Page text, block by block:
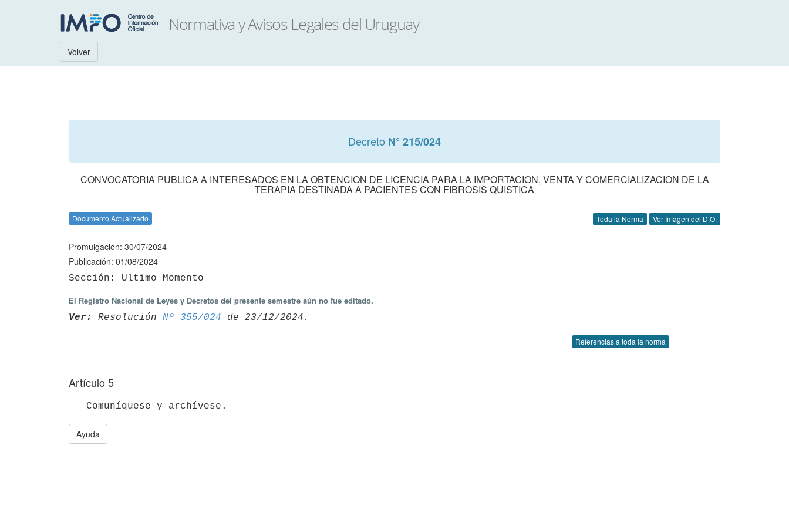
Volver
Decreto N° 215/024
CONVOCATORIA PUBLICA A INTERESADOS EN LA OBTENCION DE LICENCIA PARA LA IMPORTACION, VENTA Y COMERCIALIZACION DE LA
TERAPIA DESTINADA A PACIENTES CON FIBROSIS QUISTICA
Documento Actualizado Toda la Norma Ver Imagen del D.O.
Promulgación: 30/07/2024
Publicación: 01/08/2024
El Registro Nacional de Leyes y Decretos del presente semestre aún no fue editado.
Ver: Resolución Nº 355/024
Referencias a toda la norma
Artículo 5
Ayuda